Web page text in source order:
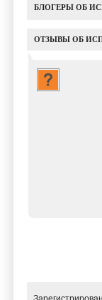
БЛОГЕРЫ ОБ
ОТЗЫВЫ ОБ